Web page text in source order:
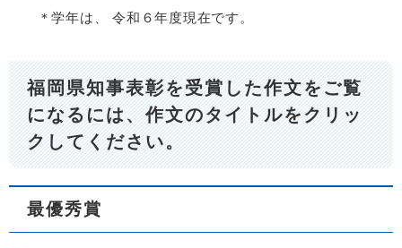
＊学年は、 令和６年度現在です。
福岡県知事表彰を受賞した作文をご覧
になるには、作文のタイトルをクリッ
クしてください。
最優秀賞